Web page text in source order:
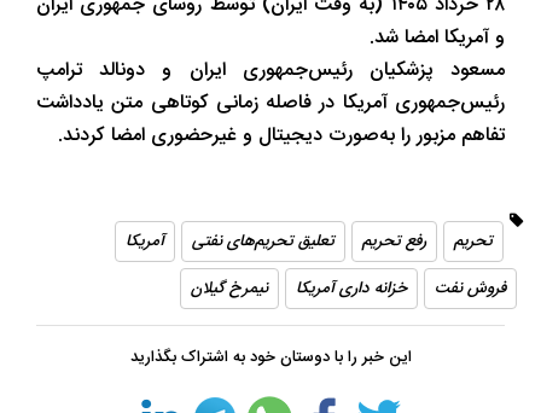
و آمریکا امضا شد.
مسعود پزشکیان رئیس‌جمهوری ایران و دونالد ترامپ
رئیس‌جمهوری آمریکا در فاصله زمانی کوتاهی متن یادداشت
تفاهم مزبور را به‌صورت دیجیتال و غیرحضوری امضا کردند.
تحریم‌ رفع تحریم تعلیق تحریم‌های نفتی
آمریکا
فروش نفت
خزانه داری آمریکا نیمرخ گیلان
این خبر را با دوستان خود به اشتراک بگذارید